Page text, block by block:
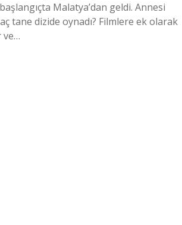
Malatya’dan geldi. Annesi
tane dizide oynadı? Filmlere ek olarak
ve…